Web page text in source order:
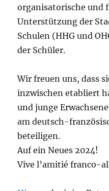
organisatorische und
Unterstützung der
Schulen (HHG und
der Schüler.
Wir freuen uns, dass
inzwischen etabliert
und junge
am deutsch-
beteiligen.
Auf ein Neues 2024!
Vive l’amitié franco-